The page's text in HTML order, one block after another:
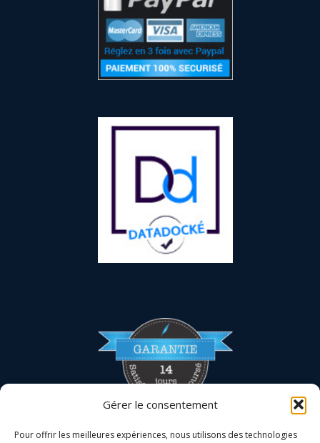
Gérer le consentement
Pour offrir les meilleures expériences, nous utilisons des technologies